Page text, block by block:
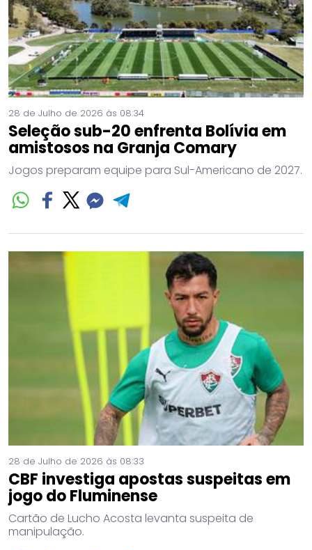
28 de Julho de 2026 às 08:34
Seleção sub-20 enfrenta Bolívia em
amistosos na Granja Comary
Jogos preparam equipe para Sul-Americano de 2027.
28 de Julho de 2026 às 08:33
CBF investiga apostas suspeitas em
jogo do Fluminense
Cartão de Lucho Acosta levanta suspeita de
manipulação.